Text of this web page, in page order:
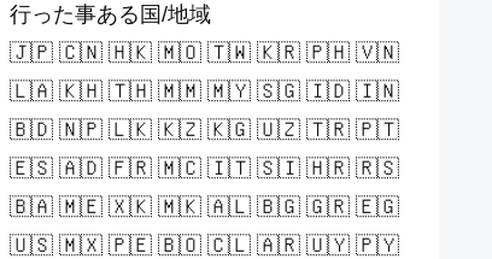
行った事ある国/地域
🇯🇵 🇨🇳 🇭🇰 🇲🇴 🇹🇼 🇰🇷 🇵🇭 🇻🇳
🇱🇦 🇰🇭 🇹🇭 🇲🇲 🇲🇾 🇸🇬 🇮🇩 🇮🇳
🇧🇩 🇳🇵 🇱🇰 🇰🇿 🇰🇬 🇺🇿 🇹🇷 🇵🇹
🇪🇸 🇦🇩 🇫🇷 🇲🇨 🇮🇹 🇸🇮 🇭🇷 🇷🇸
🇧🇦 🇲🇪 🇽🇰 🇲🇰 🇦🇱 🇧🇬 🇬🇷 🇪🇬
🇺🇸 🇲🇽 🇵🇪 🇧🇴 🇨🇱 🇦🇷 🇺🇾 🇵🇾